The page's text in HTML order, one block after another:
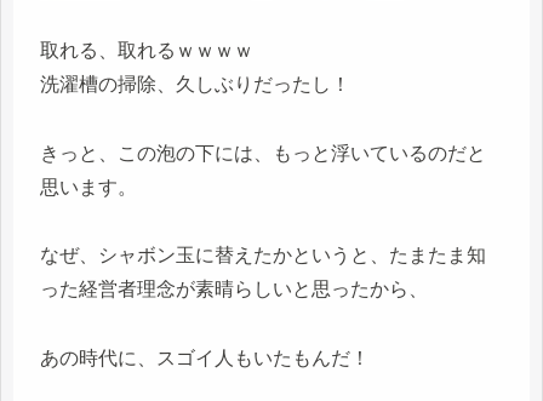
取れる、取れるｗｗｗｗ
洗濯槽の掃除、久しぶりだったし！
きっと、この泡の下には、もっと浮いているのだと
思います。
なぜ、シャボン玉に替えたかというと、たまたま知
った経営者理念が素晴らしいと思ったから、
あの時代に、スゴイ人もいたもんだ！